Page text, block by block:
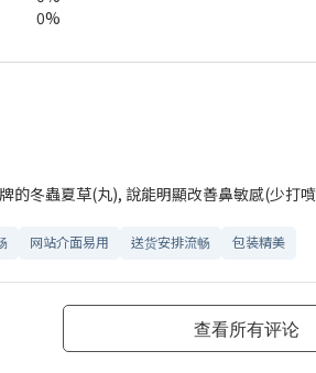
0%
的冬蟲夏草(丸), 說能明顯改善鼻敏感(少
网站介面易用 送货安排流畅 包装精美
查看所有评论